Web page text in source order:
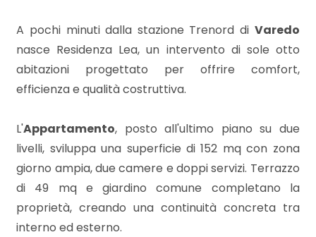
A pochi minuti dalla stazione Trenord di Varedo
nasce Residenza Lea, un intervento di sole otto
abitazioni progettato per offrire comfort,
efficienza e qualità costruttiva.
L'Appartamento, posto all'ultimo piano su due
livelli, sviluppa una superficie di 152 mq con zona
giorno ampia, due camere e doppi servizi. Terrazzo
di 49 mq e giardino comune completano la
proprietà, creando una continuità concreta tra
interno ed esterno.
Totale
mq
Locali
minimi